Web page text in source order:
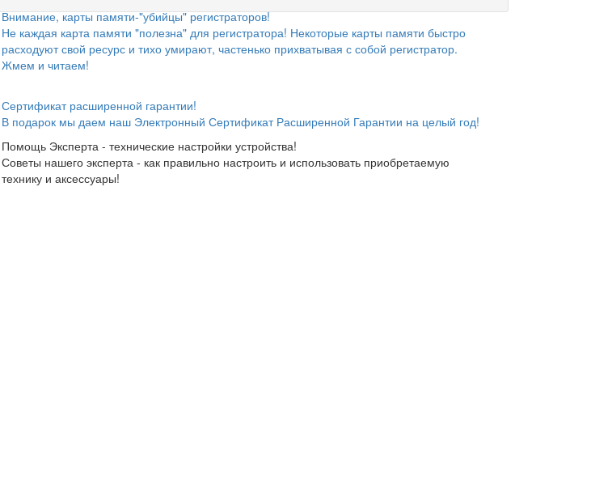
Внимание, карты памяти-"убийцы" регистраторов!
Не каждая карта памяти "полезна" для регистратора! Некоторые карты памяти быстро
расходуют свой ресурс и тихо умирают, частенько прихватывая с собой регистратор.
Жмем и читаем!
Сертификат расширенной гарантии!
В подарок мы даем наш Электронный Сертификат Расширенной Гарантии на целый год!
Помощь Эксперта - технические настройки устройства!
Советы нашего эксперта - как правильно настроить и использовать приобретаемую
технику и аксессуары!